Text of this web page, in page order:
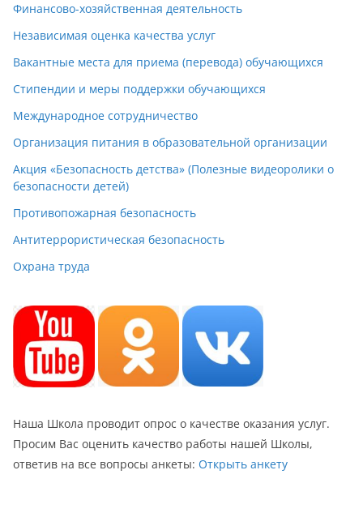
Финансово-хозяйственная деятельность
Независимая оценка качества услуг
Вакантные места для приема (перевода) обучающихся
Стипендии и меры поддержки обучающихся
Международное сотрудничество
Организация питания в образовательной организации
Акция «Безопасность детства» (Полезные видеоролики о
безопасности детей)
Противопожарная безопасность
Антитеррористическая безопасность
Охрана труда
Наша Школа проводит опрос о качестве оказания услуг.
Просим Вас оценить качество работы нашей Школы,
ответив на все вопросы анкеты: Открыть анкету